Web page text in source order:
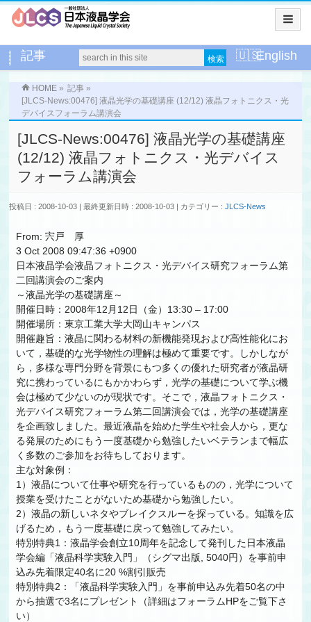
記事 English
HOME » 記事 »
[JLCS-News:00476] 液晶光学の基礎講座 (12/12) 液晶フォトニクス・光
デバイスフォーラム講演会
[JLCS-News:00476] 液晶光学の基礎講座
(12/12) 液晶フォトニクス・光デバイス
フォーラム講演会
投稿日 : 2008-10-03 最終更新日時 : 2008-10-03 カテゴリー :JLCS-News
From: 宍戸 厚
3 Oct 2008 09:47:36 +0900
日本液晶学会液晶フォトニクス・光デバイス研究フォーラム第
二回講演会のご案内
～液晶光学の基礎講座～
開催日時：2008年12月12日（金）13:30 – 17:00
開催場所：東京工業大学大岡山キャンパス
開催趣旨：液晶に関わる材料の新機能発現および高性能化にお
いて，基礎的な光学物性の理解は極めて重要です。しかしなが
ら，多様な専門分野を背景にもつ多くの優れた研究者が液晶研
究に携わっているにもかかわらず，光学の基礎について学ぶ機
会は極めて少ないのが現状です。そこで，液晶フォトニクス・
光デバイス研究フォーラム第二回講演会では，光学の基礎講座
を企画致しました。最近液晶を始めた学生や社会人から，更な
る発展のためにもう一度基礎から勉強したいベテランまで幅広
く多数のご参加をお待ちしております。
主な対象例：
1）液晶について仕事や研究を行っているものの，光学について
授業を受けたことがないため基礎から勉強したい。
2）液晶の新しいネタやブレイクスルーを探っている。知識を広
げるため，もう一度基礎に戻って勉強してみたい。
特別特典1：液晶学会創立10周年を記念して発刊した日本液晶
学会編「液晶科学実験入門」（シグマ出版, 5040円）を事前申
込み先着限定40名に20 %割引販売
特別特典2：「液晶科学実験入門」を事前申込み先着50名の中
から抽選で3名にプレゼント（詳細はフォーラムHPをご覧下さ
い）